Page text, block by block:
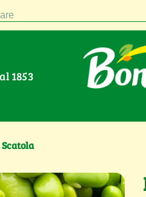
Dal 1853